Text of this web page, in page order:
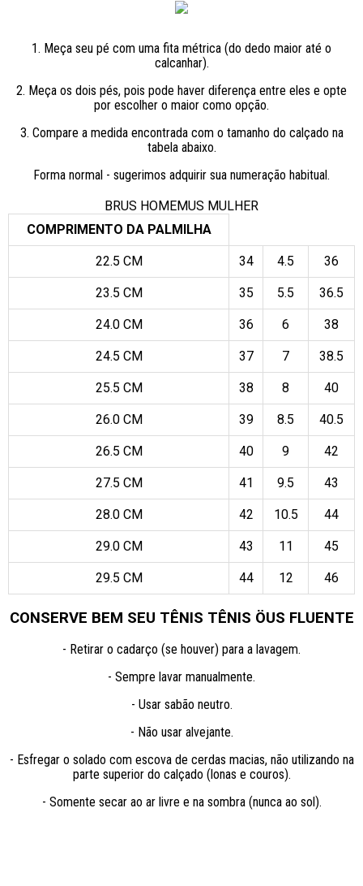
1. Meça seu pé com uma fita métrica (do dedo maior até o
calcanhar).
2. Meça os dois pés, pois pode haver diferença entre eles e opte
por escolher o maior como opção.
3. Compare a medida encontrada com o tamanho do calçado na
tabela abaixo.
Forma normal - sugerimos adquirir sua numeração habitual.
BRUS HOMEMUS MULHER
COMPRIMENTO DA PALMILHA
22.5 CM 34 4.5 36
23.5 CM 35 5.5 36.5
24.0 CM 36 6 38
24.5 CM 37 7 38.5
25.5 CM 38 8 40
26.0 CM 39 8.5 40.5
26.5 CM 40 9 42
27.5 CM 41 9.5 43
28.0 CM 42 10.5 44
29.0 CM 43 11 45
29.5 CM 44 12 46
CONSERVE BEM SEU TÊNIS TÊNIS ÖUS FLUENTE
- Retirar o cadarço (se houver) para a lavagem.
- Sempre lavar manualmente.
- Usar sabão neutro.
- Não usar alvejante.
- Esfregar o solado com escova de cerdas macias, não utilizando na
parte superior do calçado (lonas e couros).
- Somente secar ao ar livre e na sombra (nunca ao sol).